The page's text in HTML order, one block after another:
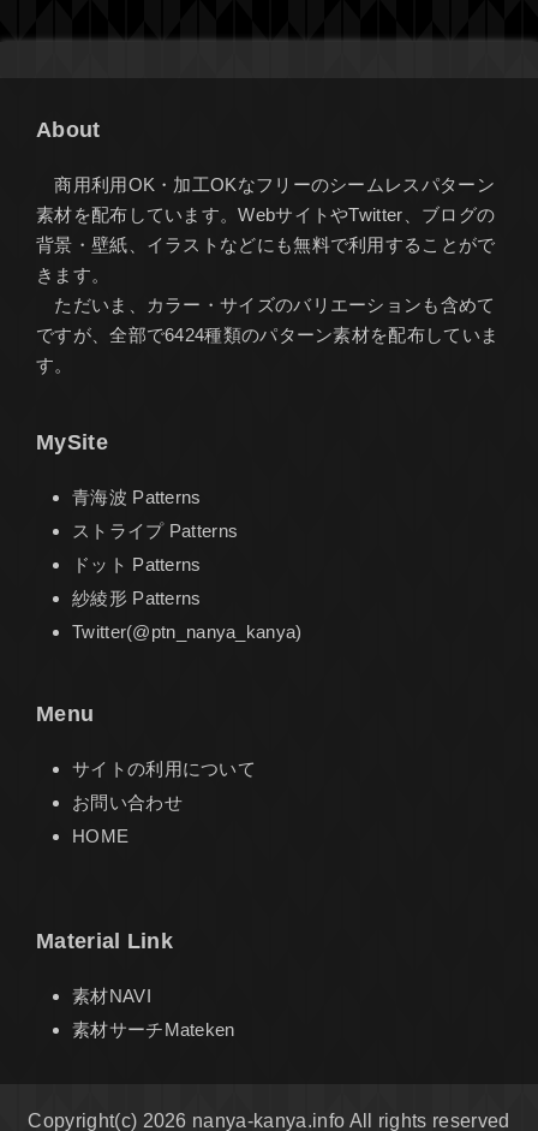
About
商用利用OK・加工OKなフリーのシームレスパターン
素材を配布しています。WebサイトやTwitter、ブログの
背景・壁紙、イラストなどにも無料で利用することがで
きます。
ただいま、カラー・サイズのバリエーションも含めて
ですが、全部で6424種類のパターン素材を配布していま
す。
MySite
青海波 Patterns
ストライプ Patterns
ドット Patterns
紗綾形 Patterns
Twitter(@ptn_nanya_kanya)
Menu
サイトの利用について
お問い合わせ
HOME
Material Link
素材NAVI
素材サーチMateken
Copyright(c) 2026 nanya-kanya.info All rights reserved